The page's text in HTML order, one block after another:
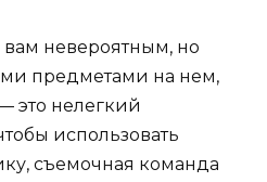
вам невероятным, но
предметами на нем,
это нелегкий
использовать
съемочная команда